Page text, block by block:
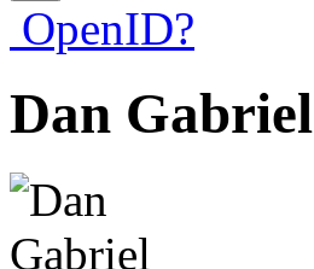
OpenID?
Dan Gabriel